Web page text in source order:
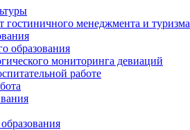
менеджмента и туризма
образования
мониторинга девиаций
работе